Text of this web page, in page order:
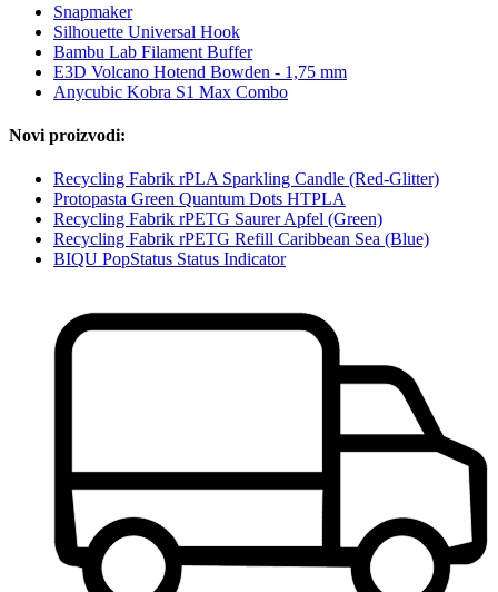
Snapmaker
Silhouette Universal Hook
Bambu Lab Filament Buffer
E3D Volcano Hotend Bowden - 1,75 mm
Anycubic Kobra S1 Max Combo
Novi proizvodi:
Recycling Fabrik rPLA Sparkling Candle (Red-Glitter)
Protopasta Green Quantum Dots HTPLA
Recycling Fabrik rPETG Saurer Apfel (Green)
Recycling Fabrik rPETG Refill Caribbean Sea (Blue)
BIQU PopStatus Status Indicator